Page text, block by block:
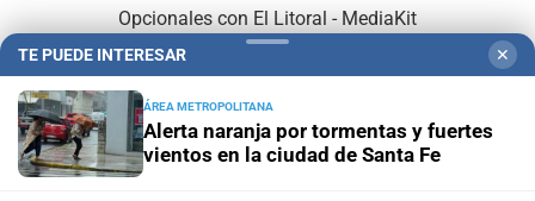
Opcionales con El Litoral - MediaKit
TE PUEDE INTERESAR ✕
ÁREA METROPOLITANA
Alerta naranja por tormentas y fuertes
vientos en la ciudad de Santa Fe